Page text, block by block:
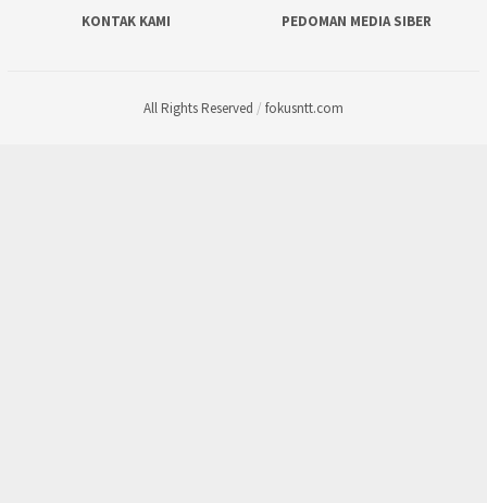
KONTAK KAMI
PEDOMAN MEDIA SIBER
All Rights Reserved / fokusntt.com